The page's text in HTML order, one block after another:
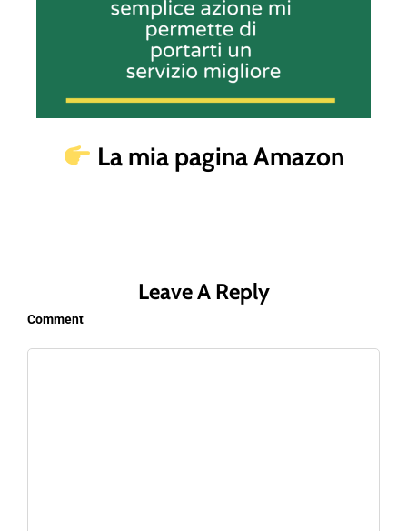
La mia pagina Amazon
Leave A Reply
Comment